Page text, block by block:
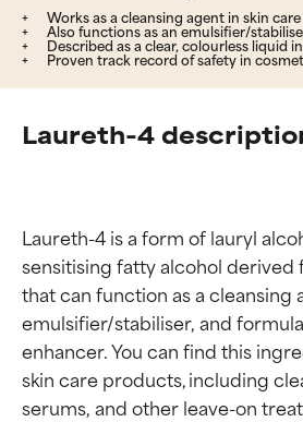
Works as a cleansing agent in skin
Also functions as an emulsifier/
Described as a clear, colourless liquid
Proven track record of safety in
Laureth-4
Laureth-4 is a form of lauryl
sensitising fatty alcohol
that can function as a cleansing
emulsifier/stabiliser, and
enhancer. You can find this
skin care products, including
serums, and other leave-on